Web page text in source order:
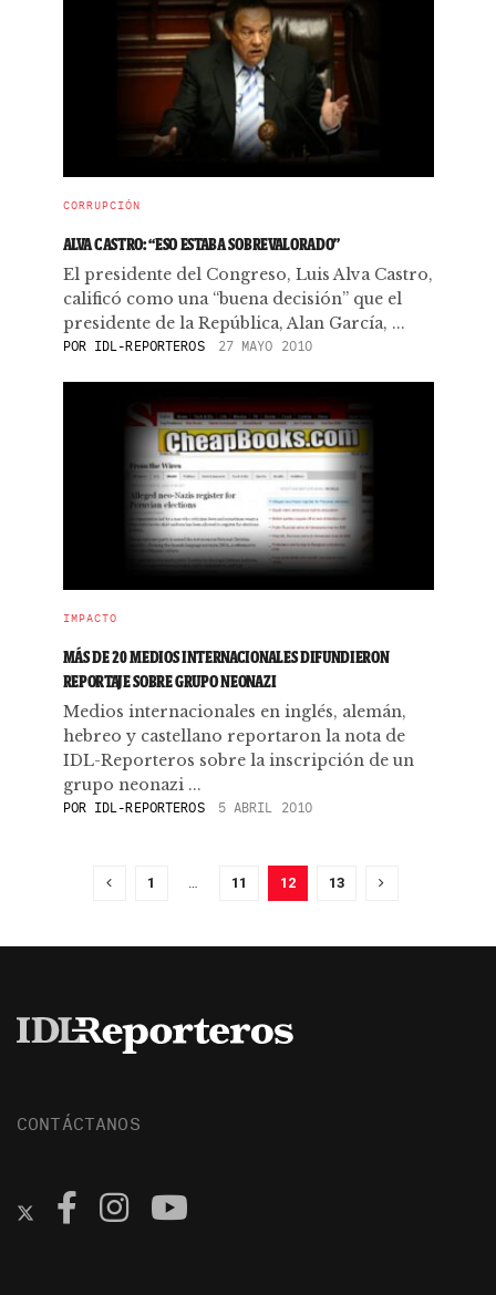
CORRUPCIÓN
ALVA CASTRO: “ESO ESTABA SOBREVALORADO”
El presidente del Congreso, Luis Alva Castro,
calificó como una “buena decisión” que el
presidente de la República, Alan García, ...
POR IDL-REPORTEROS 27 MAYO 2010
IMPACTO
MÁS DE 20 MEDIOS INTERNACIONALES DIFUNDIERON
REPORTAJE SOBRE GRUPO NEONAZI
Medios internacionales en inglés, alemán,
hebreo y castellano reportaron la nota de
IDL-Reporteros sobre la inscripción de un
grupo neonazi ...
POR IDL-REPORTEROS 5 ABRIL 2010
1 … 11 12 13
CONTÁCTANOS